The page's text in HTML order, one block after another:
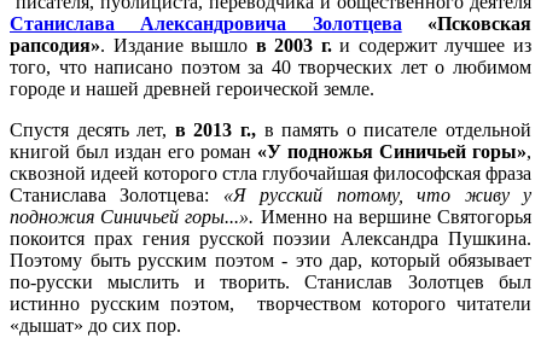
Станислава Александровича Золотцева
«Псковская
рапсодия». Издание вышло в 2003 г.и содержит лучшее из
того, что написано поэтом за 40 творческих лет о любимом
городе и нашей древней героической земле.
Спустя десять лет, в 2013 г., в память о писателе отдельной
книгой был издан его роман «У подножья Синичьей горы»,
сквозной идеей которого стла глубочайшая философская фраза
Станислава Золотцева: «Я русский потому, что живу у
подножия Синичьей горы...». Именно на вершине Святогорья
покоится прах гения русской поэзии Александра Пушкина.
Поэтому быть русским поэтом - это дар, который обязывает
по-русски мыслить и творить. Станислав Золотцев был
истинно русским поэтом, творчеством которого читатели
«дышат» до сих пор.